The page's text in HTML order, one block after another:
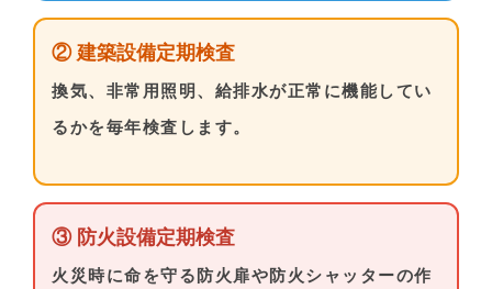
② 建築設備定期検査
換気、非常用照明、給排水が正常に機能してい
るかを毎年検査します。
③ 防火設備定期検査
火災時に命を守る防火扉や防火シャッターの作